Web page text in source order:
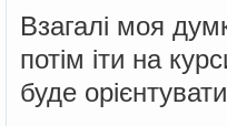
Взагалі моя
потім іти на
буде